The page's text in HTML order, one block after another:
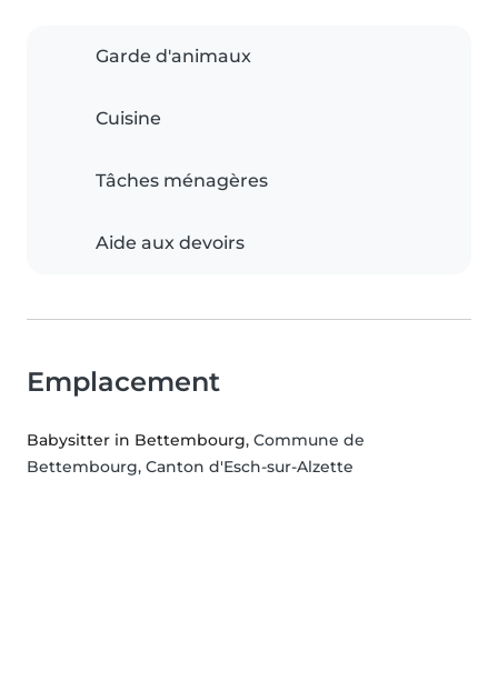
Garde d'animaux
Cuisine
Tâches ménagères
Aide aux devoirs
Emplacement
Babysitter in Bettembourg, Commune de
Bettembourg, Canton d'Esch-sur-Alzette